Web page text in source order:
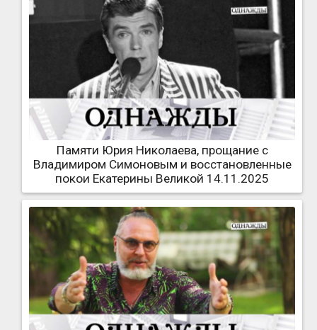
Памяти Юрия Николаева, прощание с
Владимиром Симоновым и восстановленные
покои Екатерины Великой 14.11.2025